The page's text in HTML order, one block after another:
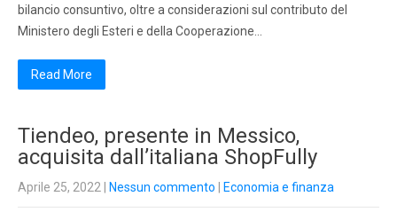
bilancio consuntivo, oltre a considerazioni sul contributo del
Ministero degli Esteri e della Cooperazione…
Read More
Tiendeo, presente in Messico,
acquisita dall’italiana ShopFully
Aprile 25, 2022 Nessun commento Economia e finanza